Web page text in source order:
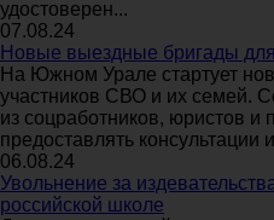
удостоверен...
07.08.24
Новые выездные бригады
На Южном Урале стартует
участников СВО и их семей.
из соцработников, юристов и
предоставлять
06.08.24
Увольнение за
российской школе